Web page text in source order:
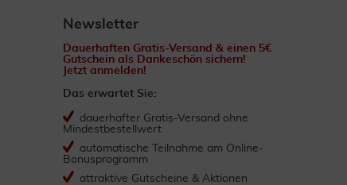
Newsletter
Dauerhaften Gratis-Versand & einen 5€
Gutschein als Dankeschön sichern!
Jetzt anmelden!
Das erwartet Sie:
dauerhafter Gratis-Versand ohne
Mindestbestellwert
automatische Teilnahme am Online-
Bonusprogramm
attraktive Gutscheine & Aktionen